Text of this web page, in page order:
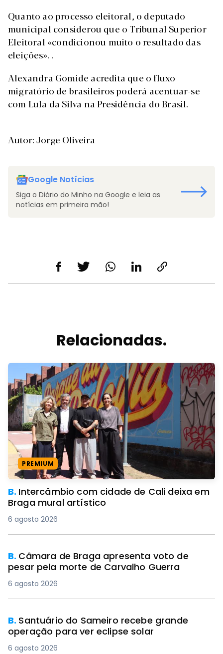
Quanto ao processo eleitoral, o deputado
municipal considerou que o Tribunal Superior
Eleitoral «condicionou muito o resultado das
eleições». .
Alexandra Gomide acredita que o fluxo
migratório de brasileiros poderá acentuar-se
com Lula da Silva na Presidência do Brasil.
Autor: Jorge Oliveira
Google Notícias
Siga o Diário do Minho na Google e leia as
notícias em primeira mão!
Relacionadas.
PREMIUM
B. Intercâmbio com cidade de Cali deixa em
Braga mural artístico
6 agosto 2026
B. Câmara de Braga apresenta voto de
pesar pela morte de Carvalho Guerra
6 agosto 2026
B. Santuário do Sameiro recebe grande
operação para ver eclipse solar
6 agosto 2026